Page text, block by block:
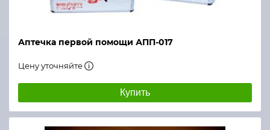
Аптечка первой помощи АПП-017
Цену уточняйте
Купить